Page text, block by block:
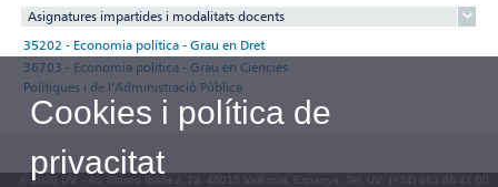
Asignatures impartides i modalitats docents
35202 - Economia política - Grau en Dret
36703 - Economia política - Grau en Ciències
Polítiques i de l’Administració Pública
© 2026 UV. - Av. Blasco Ibáñez, 13. 46010 València. Espanya. Tel. UV: (+34) 963 86 41 00
Cookies i política de
privacitat